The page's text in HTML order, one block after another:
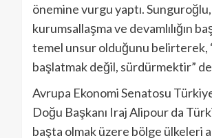
önemine vurgu yaptı. Sunguroğlu,
kurumsallaşma ve devamlılığın
temel unsur olduğunu belirterek,
başlatmak değil, sürdürmektir”
Avrupa Ekonomi Senatosu
Doğu Başkanı Iraj Alipour da
başta olmak üzere bölge ülkeleri